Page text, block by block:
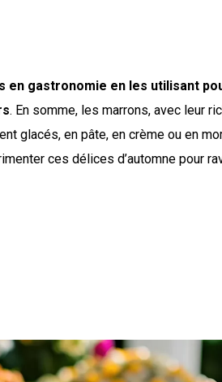
en gastronomie en les utilisant
. En somme, les marrons, avec leur
glacés, en pâte, en crème ou en
ces délices d’automne pour